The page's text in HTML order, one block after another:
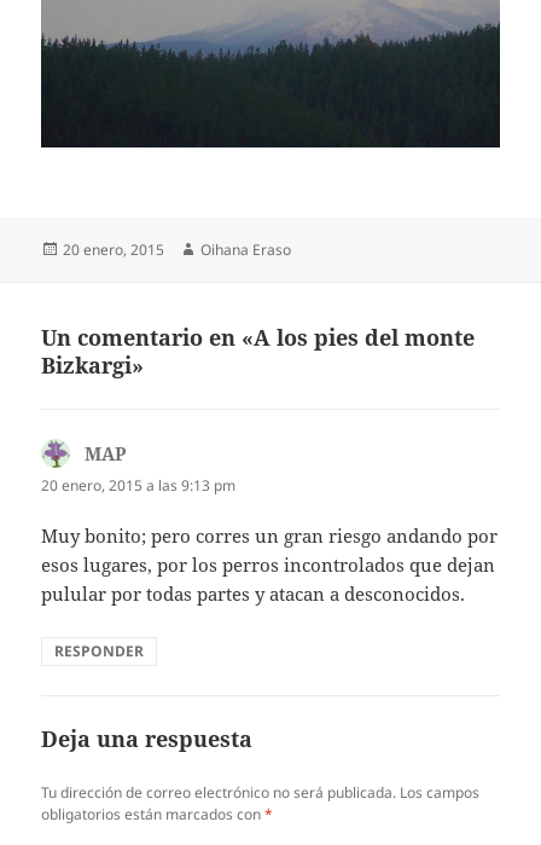
Publicado
20 enero, 2015 Autor
Oihana Eraso
Un comentario en «A los pies del monte
Bizkargi»
MAP
20 enero, 2015 a las 9:13 pm
Muy bonito; pero corres un gran riesgo andando por
esos lugares, por los perros incontrolados que dejan
pulular por todas partes y atacan a desconocidos.
RESPONDER
Deja una respuesta
Tu dirección de correo electrónico no será publicada. Los campos
obligatorios están marcados con*